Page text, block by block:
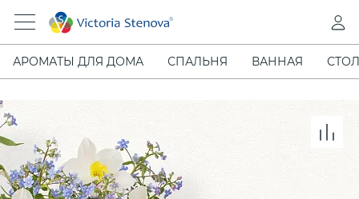
АРОМАТЫ ДЛЯ ДОМА СПАЛЬНЯ ВАННАЯ